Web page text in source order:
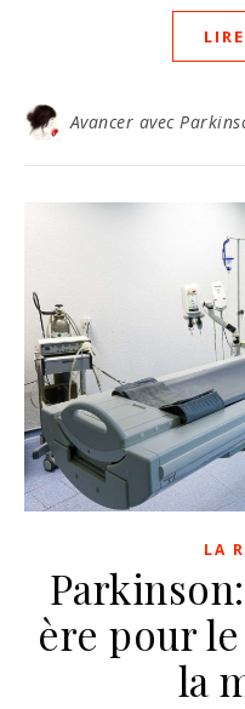
Avancer avec
LA
ère pour
la